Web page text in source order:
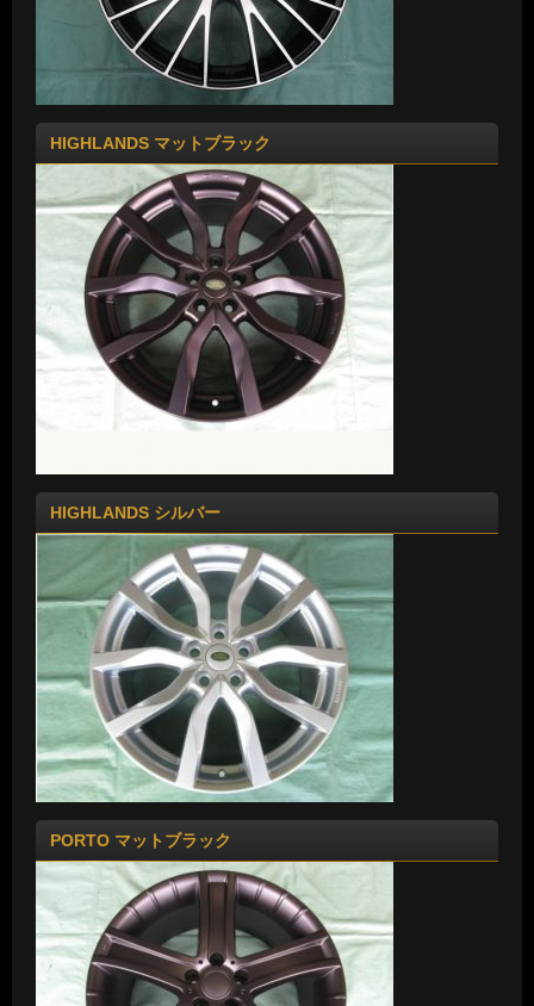
HIGHLANDS マットブラック
HIGHLANDS シルバー
PORTO マットブラック